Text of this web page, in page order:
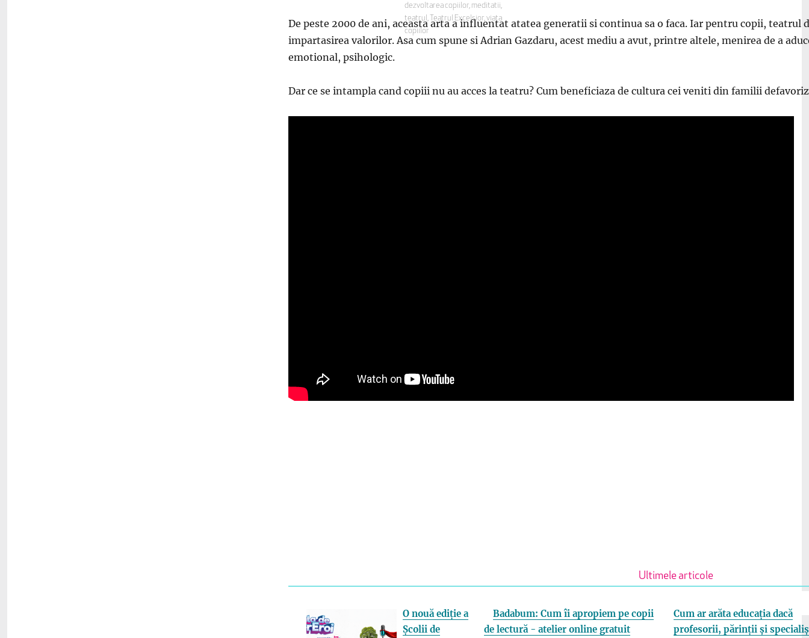
De peste 2000 de ani, aceasta arta a influentat atatea generatii si continua sa o faca. Iar pentru copii,
impartasirea valorilor. Asa cum spune si Adrian Gazdaru, acest mediu a avut, printre altele, menirea de a
emotional, psihologic.
Dar ce se intampla cand copiii nu au acces la teatru? Cum beneficiaza de cultura cei veniti din familii
Ultimele articole
O nouă ediție a
Școlii de
Badabum: Cum îi apropiem pe copii
de lectură - atelier online gratuit
Cum ar arăta educația dacă
profesorii, părinții și
Etichete
dezvoltarea copiilor, meditatii,
teatrul , Teatrul Excelsior,viata
copiilor